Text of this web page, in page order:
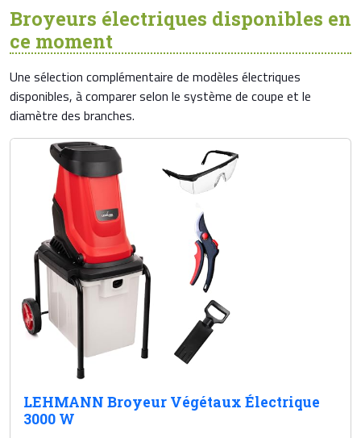
Broyeurs électriques disponibles en
ce moment
Une sélection complémentaire de modèles électriques
disponibles, à comparer selon le système de coupe et le
diamètre des branches.
LEHMANN Broyeur Végétaux Électrique
3000 W